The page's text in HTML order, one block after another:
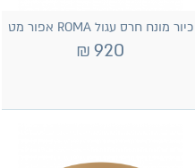
כיור מונח חרס עגול ROMA אפור מט
920
₪